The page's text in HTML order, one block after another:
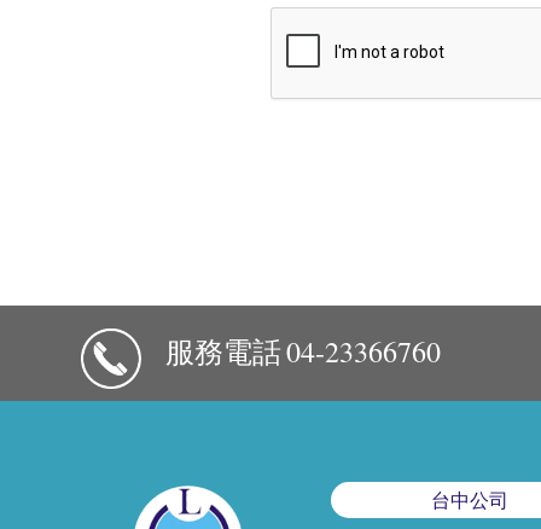
服務電話04-23366760
台中公司